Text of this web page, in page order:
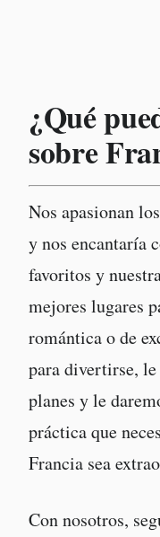
¿Qué
sobre
Nos apasionan
y nos encantaría
favoritos y
mejores lugares
romántica o de
para divertirse,
planes y le
práctica que
Francia sea
Con nosotros,